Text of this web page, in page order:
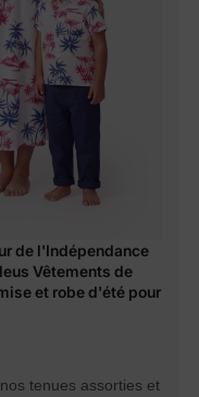
de l'Indépendance
Vêtements de
et robe d'été pour
tenues assorties et